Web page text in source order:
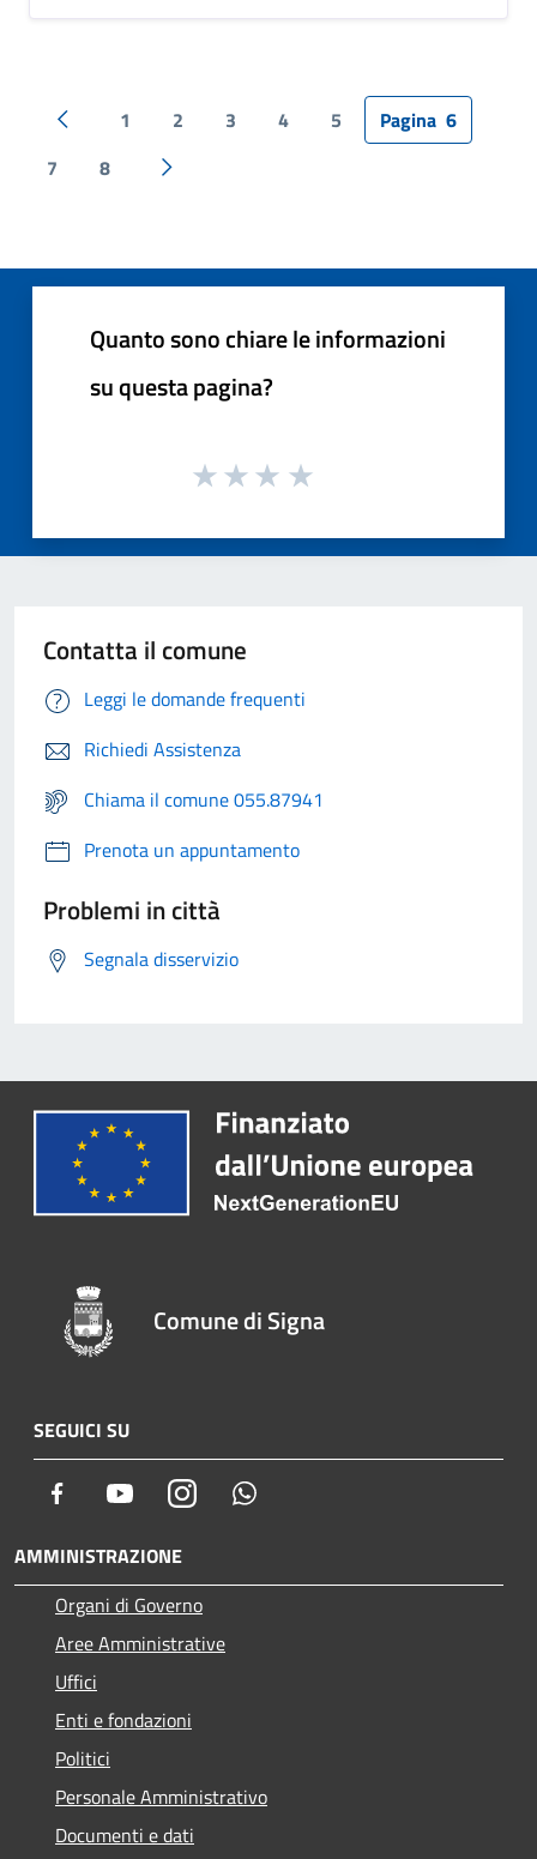
Pagina precedente
1 2 3 4 5 Pagina 6
7
8 Pagina successiva
Quanto sono chiare le informazioni
su questa pagina?
Contatta il comune
Leggi le domande frequenti
Richiedi Assistenza
Chiama il comune 055.87941
Prenota un appuntamento
Problemi in città
Segnala disservizio
Comune di Signa
SEGUICI SU
Facebook YoutubeInstagram
AMMINISTRAZIONE
Organi di Governo
Aree Amministrative
Uffici
Enti e fondazioni
Politici
Personale Amministrativo
Documenti e dati